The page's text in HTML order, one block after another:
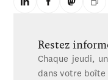
Restez
Chaque jeudi,
dans votre boîte